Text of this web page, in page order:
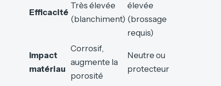
Efficacité
Très élevée
(blanchiment)
élevée
(brossage
requis)
Impact
matériau
Corrosif,
augmente la
porosité
Neutre ou
protecteur